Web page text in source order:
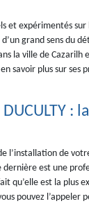
et expérimentés
grand sens du
la ville de Cazarilh
savoir plus sur ses
:
l’installation de
dernière est une
qu’elle est la plus
pouvez l’appeler